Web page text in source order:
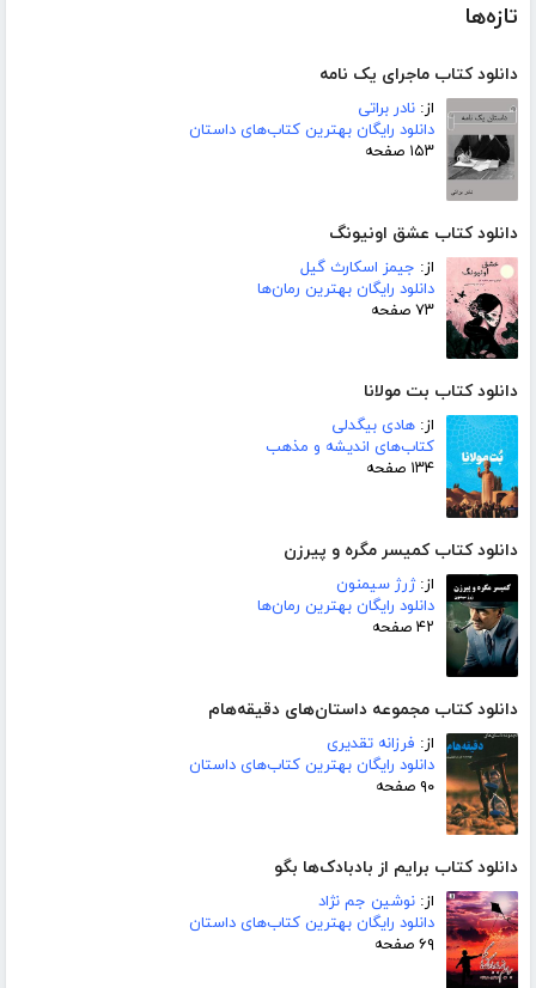
تازه‌ها
دانلود کتاب ماجرای یک نامه
از: نادر براتی
دانلود رایگان بهترین کتاب‌های داستان
۱۵۳ صفحه
دانلود کتاب عشق اونیونگ
از: جیمز اسکارث گیل
دانلود رایگان بهترین رمان‌ها
۷۳ صفحه
دانلود کتاب بت مولانا
از: هادی بیگدلی
کتاب‌های اندیشه و مذهب
۱۳۴ صفحه
دانلود کتاب کمیسر مگره و پیرزن
از:ژرژ سیمنون
دانلود رایگان بهترین رمان‌ها
۴۲ صفحه
دانلود کتاب مجموعه داستان‌های دقیقه‌هام
از: فرزانه تقدیری
دانلود رایگان بهترین کتاب‌های داستان
۹۰ صفحه
دانلود کتاب برایم از بادبادک‌ها بگو
از: نوشین جم نژاد
دانلود رایگان بهترین کتاب‌های داستان
۶۹ صفحه